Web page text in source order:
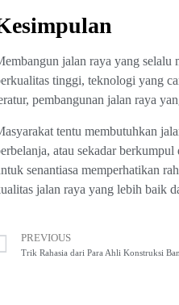
jalan raya yang selalu
tinggi, teknologi yang
pembangunan jalan raya
tentu membutuhkan
atau sekadar
senantiasa memperhatikan
jalan raya yang lebih baik
PREVIOUS